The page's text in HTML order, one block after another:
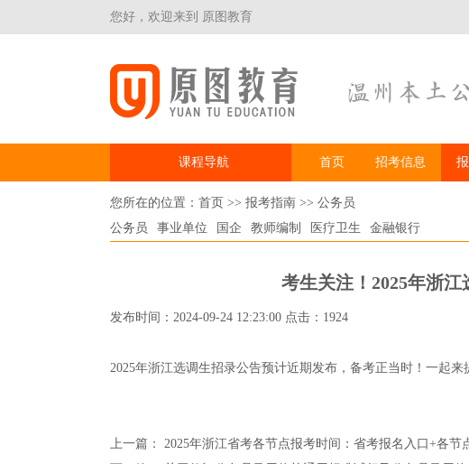
您好，欢迎来到 原图教育
课程导航 首页 招考信息
您所在的位置： 首页 >> 报考指南 >> 公务员
公务员
事业单位 国企 教师编制 医疗卫生 金融银行
考生关注！2025年浙
发布时间：2024-09-24 12:23:00 点击：1924
2025年浙江选调生招录公告预计近期发布，备考正当时！一起
上一篇： 2025年浙江省考各节点报考时间：省考报名入口+各节